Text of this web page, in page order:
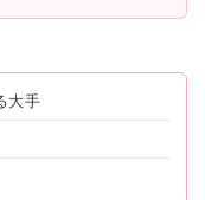
大手